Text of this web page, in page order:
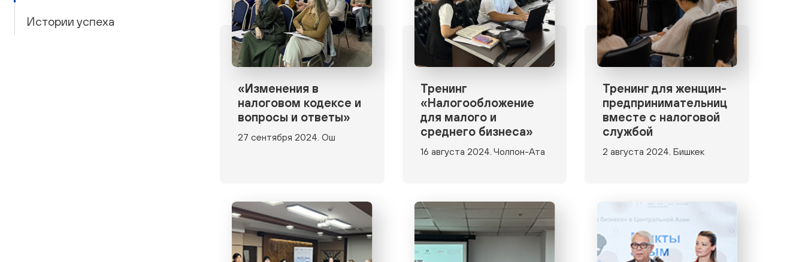
Истории успеха
«Изменения в
налоговом кодексе и
вопросы и ответы»
27 сентября 2024. Ош
Тренинг
«Налогообложение
для малого и
среднего бизнеса»
16 августа 2024. Чолпон-Ата
Тренинг для женщин-
предпринимательниц
вместе с налоговой
службой
2 августа 2024. Бишкек